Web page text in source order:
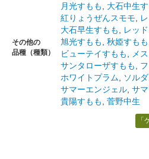
その他の
品種（種類）
月光すもも
大石中生
紅りょうぜんスモモ
大石早生すもも
レッ
旭光すもも
秋姫すもも
ビューテイすもも
メ
サンタローザすもも
ホワイトプラム
ソル
サマーエンジェル サ
貴陽すもも
菅野中生